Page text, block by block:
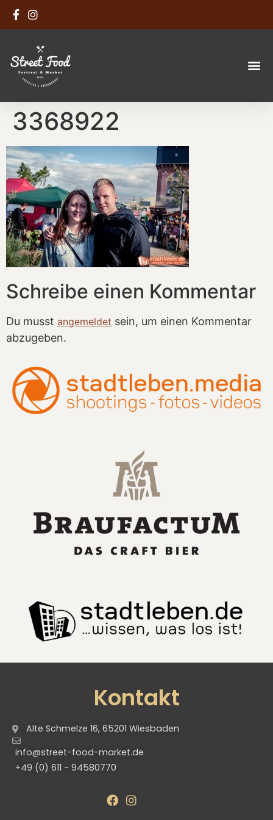
3368922
Schreibe einen Kommentar
Du musst angemeldet sein, um einen Kommentar
abzugeben.
Kontakt
Alte Schmelze 16, 65201 Wiesbaden
info@street-food-market.de
+49 (0) 611 - 94580770